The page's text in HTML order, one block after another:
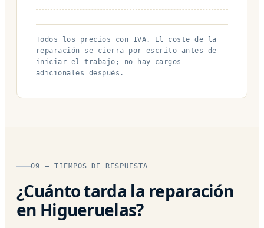
Todos los precios con IVA. El coste de la
reparación se cierra por escrito antes de
iniciar el trabajo; no hay cargos
adicionales después.
09 — TIEMPOS DE RESPUESTA
¿Cuánto tarda la reparación
en Higueruelas?